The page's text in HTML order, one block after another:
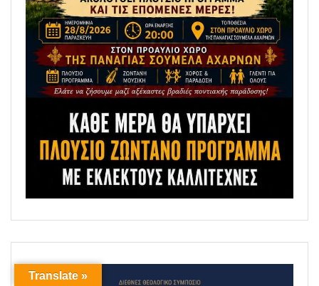
Translate »